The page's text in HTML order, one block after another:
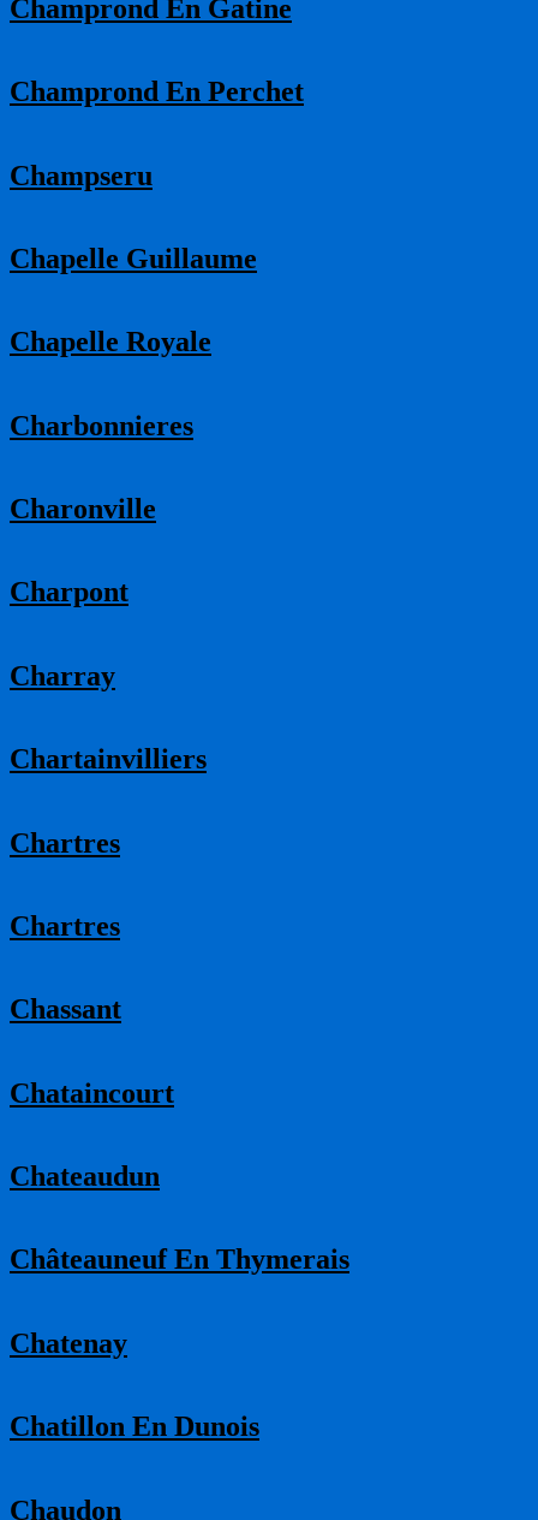
Champrond En Gatine
Champrond En Perchet
Champseru
Chapelle Guillaume
Chapelle Royale
Charbonnieres
Charonville
Charpont
Charray
Chartainvilliers
Chartres
Chartres
Chassant
Chataincourt
Chateaudun
Châteauneuf En Thymerais
Chatenay
Chatillon En Dunois
Chaudon